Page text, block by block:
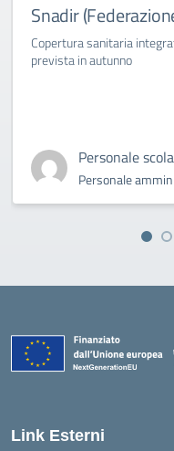
Snadir
Copertura sanitaria
prevista in autunno
Personale
Personale
Link Esterni